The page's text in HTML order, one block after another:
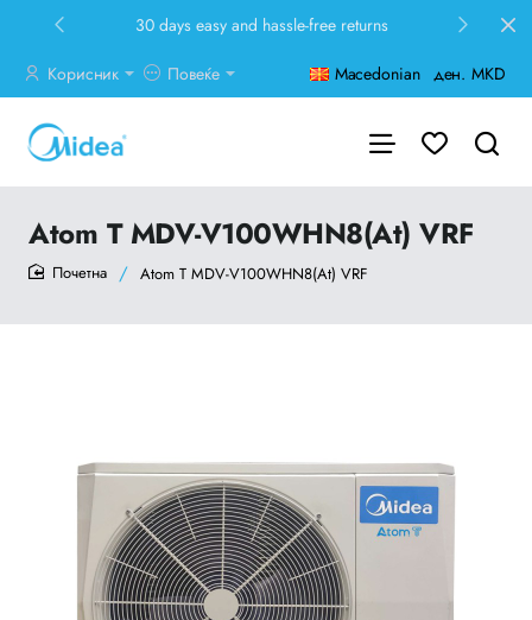
30 days easy and hassle-free returns
Корисник Повеќе Macedonian ден. MKD
Atom T MDV-V100WHN8(At) VRF
Atom T MDV-V100WHN8(At) VRF